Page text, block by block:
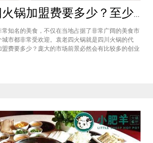
加盟袁老四火锅加盟费要多少？至少50万资金你准备好了吗？
知名的美食，不仅在当地占据了非常广阔的美食市
市都非常受欢迎。袁老四火锅就是四川火锅的代
费要多少？庞大的市场前景必然会有比较多的创业
费标准，袁老四火锅加盟至少要有50万资金你准备